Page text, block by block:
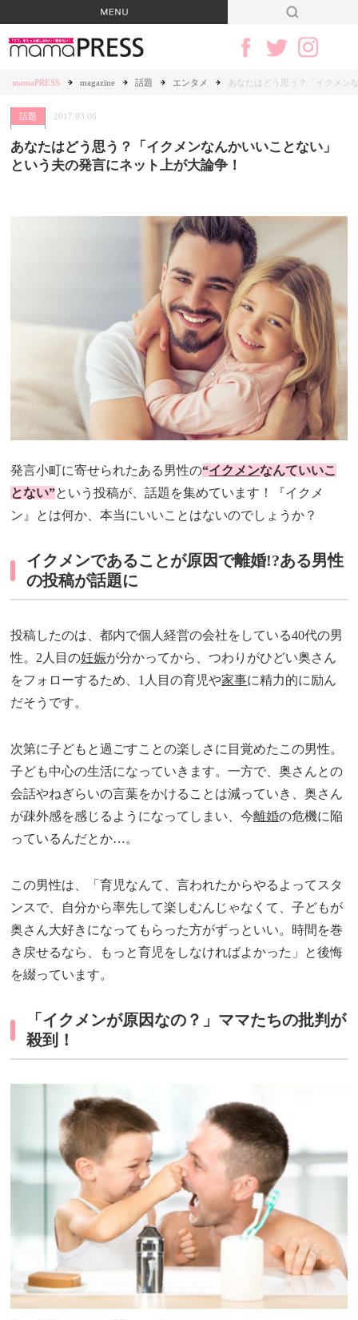
mamaPRESS magazine 話題 エンタメ あなたはどう思う？「イクメン
話題 2017.03.06
あなたはどう思う？「イクメンなんかいいことない」
という夫の発言にネット上が大論争！
発言小町に寄せられたある男性の“イクメンなんていいこ
とない”という投稿が、話題を集めています！『イクメ
ン』とは何か、本当にいいことはないのでしょうか？
イクメンであることが原因で離婚!?ある男性
の投稿が話題に
投稿したのは、都内で個人経営の会社をしている40代の男
性。2人目の妊娠が分かってから、つわりがひどい奥さん
をフォローするため、1人目の育児や家事に精力的に励ん
だそうです。
次第に子どもと過ごすことの楽しさに目覚めたこの男性。
子ども中心の生活になっていきます。一方で、奥さんとの
会話やねぎらいの言葉をかけることは減っていき、奥さん
が疎外感を感じるようになってしまい、今離婚の危機に陥
っているんだとか…。
この男性は、「育児なんて、言われたからやるよってスタ
ンスで、自分から率先して楽しむんじゃなくて、子どもが
奥さん大好きになってもらった方がずっといい。時間を巻
き戻せるなら、もっと育児をしなければよかった」と後悔
を綴っています。
「イクメンが原因なの？」ママたちの批判が
殺到！